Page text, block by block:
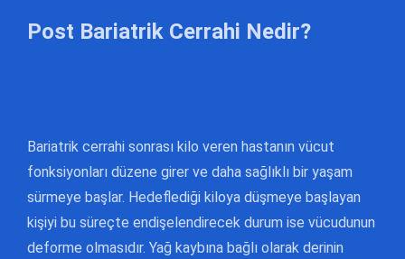
Post Bariatrik Cerrahi Nedir?
Bariatrik cerrahi sonrası kilo veren hastanın vücut
fonksiyonları düzene girer ve daha sağlıklı bir yaşam
sürmeye başlar. Hedeflediği kiloya düşmeye başlayan
kişiyi bu süreçte endişelendirecek durum ise vücudunun
deforme olmasıdır. Yağ kaybına bağlı olarak derinin